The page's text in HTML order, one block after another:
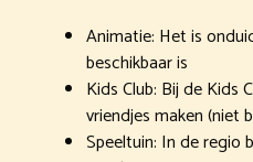
Animatie: Het is
beschikbaar is
Kids Club: Bij de Kids
vriendjes maken (niet
Speeltuin: In de regio